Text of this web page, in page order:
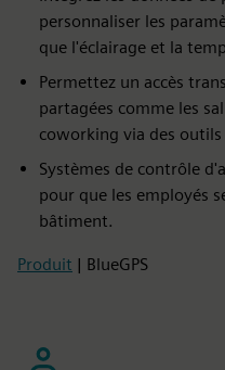
personnaliser les
que l'éclairage et la
Permettez un accès
partagées comme les
coworking via des
Systèmes de contrôle
pour que les employés
bâtiment.
Produit | BlueGPS